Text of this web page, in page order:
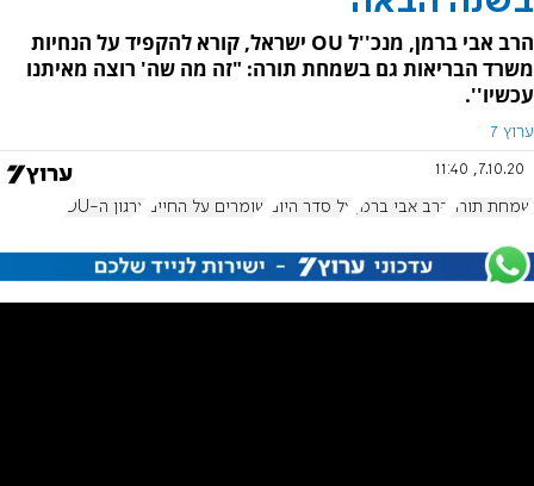
הרב אבי ברמן, מנכ''ל OU ישראל, קורא להקפיד על הנחיות
משרד הבריאות גם בשמחת תורה: "זה מה שה' רוצה מאיתנו
עכשיו''.
ערוץ 7
7.10.20, 11:40
שמחת תורה הרב אבי ברמן על סדר היום שומרים על החיים ארגון ה-OU